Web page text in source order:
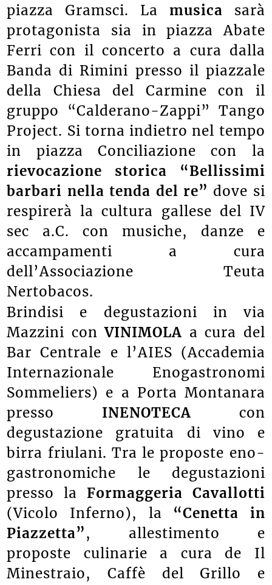
piazza Gramsci. La musica sarà
protagonista sia in piazza Abate
Ferri con il concerto a cura dalla
Banda di Rimini presso il piazzale
della Chiesa del Carmine con il
gruppo “Calderano-Zappi” Tango
Project. Si torna indietro nel tempo
in piazza Conciliazione con la
rievocazione storica “Bellissimi
barbari nella tenda del re” dove si
respirerà la cultura gallese del IV
sec a.C. con musiche, danze e
accampamenti a cura
dell’Associazione Teuta
Nertobacos.
Brindisi e degustazioni in via
Mazzini conVINIMOLA a cura del
Bar Centrale e l’AIES (Accademia
Internazionale Enogastronomi
Sommeliers) e a Porta Montanara
presso INENOTECA con
degustazione gratuita di vino e
birra friulani. Tra le proposte eno-
gastronomiche le degustazioni
presso la Formaggeria Cavallotti
(Vicolo Inferno), la “Cenetta in
Piazzetta”, allestimento e
proposte culinarie a cura de Il
Minestraio, Caffè del Grillo e